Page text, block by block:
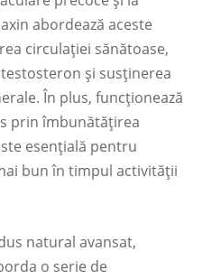
abordează aceste
circulației sănătoase,
și susținerea
În plus, funcționează
prin îmbunătățirea
esențială pentru
bun în timpul activității
natural avansat,
o serie de